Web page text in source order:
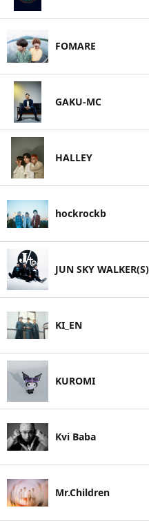
FOMARE
GAKU-MC
HALLEY
hockrockb
JUN SKY WALKER(S)
KI_EN
KUROMI
Kvi Baba
Mr.Children